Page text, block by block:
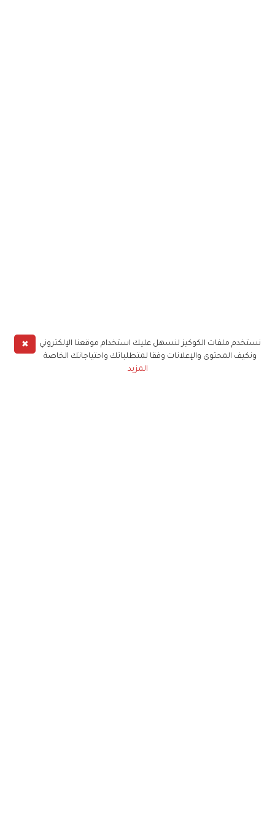
✖
نستخدم ملفات الكوكيز لنسهل عليك استخدام موقعنا الإلكتروني
ونكيف المحتوى والإعلانات وفقا لمتطلباتك واحتياجاتك الخاصة
المزيد